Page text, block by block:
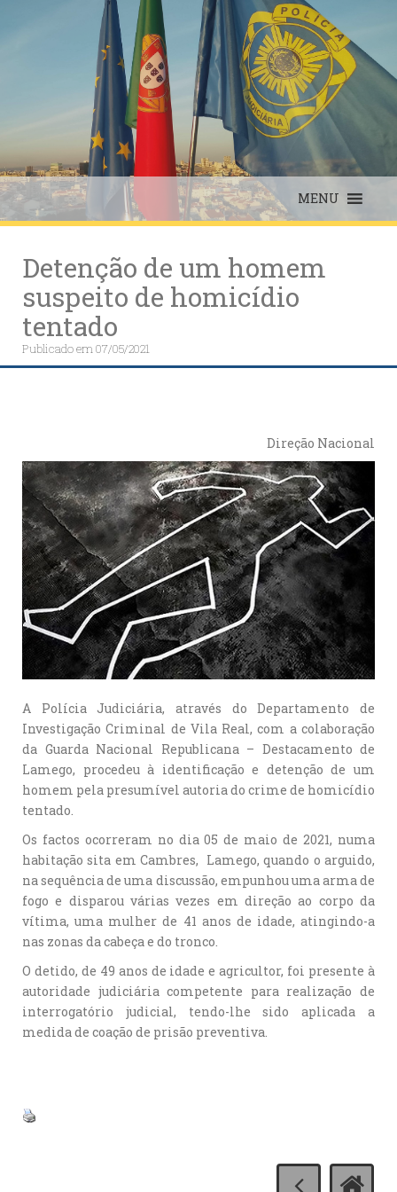
MENU
Detenção de um homem
suspeito de homicídio
tentado
Publicado em07/05/2021
Direção Nacional
A Polícia Judiciária, através do Departamento de
Investigação Criminal de Vila Real, com a colaboração
da Guarda Nacional Republicana – Destacamento de
Lamego, procedeu à identificação e detenção de um
homem pela presumível autoria do crime de homicídio
tentado.
Os factos ocorreram no dia 05 de maio de 2021, numa
habitação sita em Cambres, Lamego, quando o arguido,
na sequência de uma discussão, empunhou uma arma de
fogo e disparou várias vezes em direção ao corpo da
vítima, uma mulher de 41 anos de idade, atingindo-a
nas zonas da cabeça e do tronco.
O detido, de 49 anos de idade e agricultor, foi presente à
autoridade judiciária competente para realização de
interrogatório judicial, tendo-lhe sido aplicada a
medida de coação de prisão preventiva.